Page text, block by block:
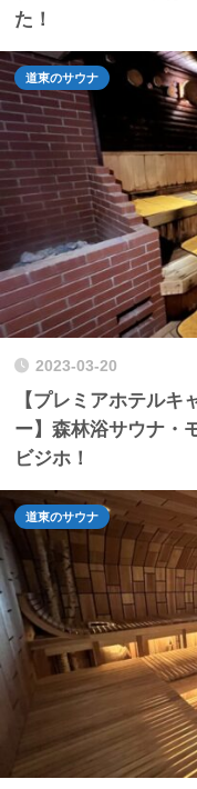
た！
2023-03-20
【プレミアホテル
ー】森林浴サウナ・
ビジホ！
道東のサウナ
道東のサウナ